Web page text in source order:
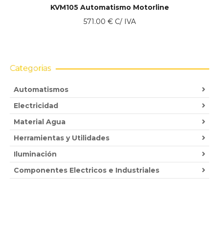
KVM105 Automatismo Motorline
571.00 €C/ IVA
Categorias
Automatismos
Electricidad
Material Agua
Herramientas y Utilidades
Iluminación
Componentes Electricos e Industriales